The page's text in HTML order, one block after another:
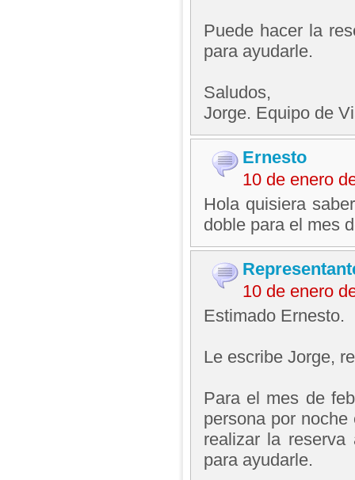
Puede hacer la
para ayudarle.
Saludos,
Jorge. Equipo de
Ernesto
10 de enero
Hola quisiera
doble para el mes
10 de enero
Estimado Ernesto.
Le escribe Jorge,
Para el mes de
persona por
realizar la
para ayudarle.